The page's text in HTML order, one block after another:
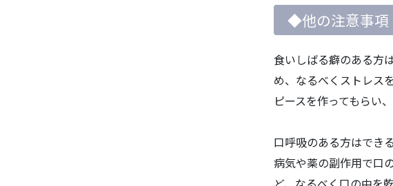
◆他の注意事項
食いしばる癖のある方
め、なるべくストレス
ピースを作ってもらい
口呼吸のある方はでき
病気や薬の副作用で口